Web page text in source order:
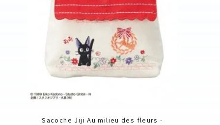
Sacoche Jiji Au milieu des fleurs -